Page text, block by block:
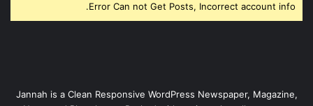
Error Can not Get Posts, Incorrect account info.
Jannah is a Clean Responsive WordPress Newspaper, Magazine,